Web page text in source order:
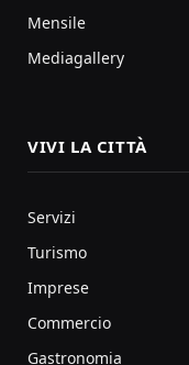
Mensile
Mediagallery
VIVI LA CITTÀ
Servizi
Turismo
Imprese
Commercio
Gastronomia